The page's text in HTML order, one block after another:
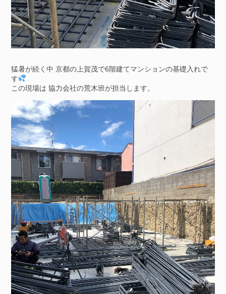
猛暑が続く中 京都の上賀茂で6階建てマンションの基礎入れで
す
この現場は 協力会社の荒木班が担当します。